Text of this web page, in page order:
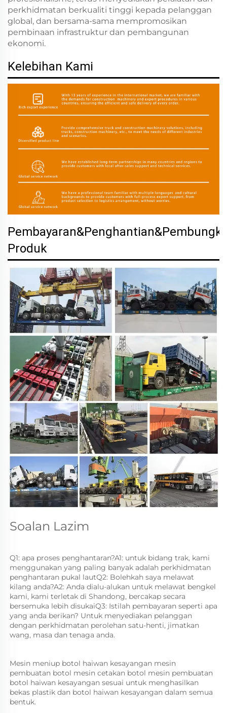
perkhidmatan berkualiti tinggi kepada pelanggan
global, dan bersama-sama mempromosikan
pembinaan infrastruktur dan pembangunan
ekonomi.
Kelebihan Kami
Produk
Soalan Lazim
Q1: apa proses penghantaran?A1: untuk bidang trak, kami
menggunakan yang paling banyak adalah perkhidmatan
penghantaran pukal lautQ2: Bolehkah saya melawat
kilang anda?A2: Anda dialu-alukan untuk melawat bengkel
kami, kami terletak di Shandong, bercakap secara
bersemuka lebih disukaiQ3: Istilah pembayaran seperti apa
yang anda berikan? Untuk menyediakan pelanggan
dengan perkhidmatan perolehan satu-henti, jimatkan
wang, masa dan tenaga anda.
Mesin meniup botol haiwan kesayangan mesin
pembuatan botol mesin cetakan botol mesin pembuatan
botol haiwan kesayangan sesuai untuk menghasilkan
bekas plastik dan botol haiwan kesayangan dalam semua
bentuk.